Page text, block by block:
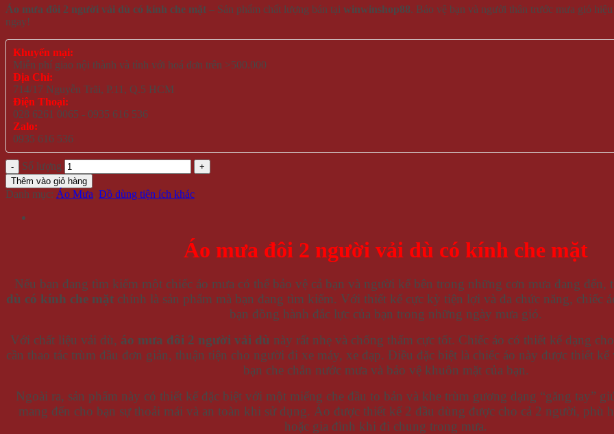
Áo mưa đôi 2 người vải dù có kính che mặt – Sản phẩm chất lượng bán tại winwinshop88. Bảo vệ bạn và người thân trước mưa gió
ngay!
Khuyến mại:
Miễn phí giao nội thành và tỉnh với hoá đơn trên >500.000
Địa Chỉ:
714/17 Nguyễn Trãi, P.11, Q.5 HCM
Điện Thoại:
028 6261 0065 - 0935 616 536
Zalo:
0935 616 536
Số lượng
Thêm vào giỏ hàng
Danh mục: Áo Mưa, Đồ dùng tiện ích khác
Áo mưa đôi 2 người vải dù có kính che mặt
Nếu bạn đang tìm kiếm một chiếc áo mưa có thể bảo vệ cả bạn và người kế bên trong những cơn mưa đang đến,
dù có kính che mặtchính là sản phẩm mà bạn đang tìm kiếm. Với thiết kế cực kỳ tiện lợi và đa chức năng, chiếc
bạn đồng hành đắc lực của bạn trong những ngày mưa gió.
Với chất liệu vải dù, áo mưa đôi 2 người vải dù này rất nhẹ và chống thấm cực tốt. Chiếc áo có thiết kế dạng
cần thao tác trùm đầu đơn giản, thuận tiện cho người đi xe máy, xe đạp. Điều đặc biệt là chiếc áo này được thiết
bạn che chắn nước mưa và bảo vệ khuôn mặt của bạn.
Ngoài ra, sản phẩm này có thiết kế đặc biệt với một miếng che đầu to bản và khe trùm gương dạng “găng tay”
mang đến cho bạn sự thoải mái và an toàn khi sử dụng. Áo được thiết kế 2 đầu dùng được cho cả 2 người, phù
hoặc gia đình khi đi chung trong mưa.